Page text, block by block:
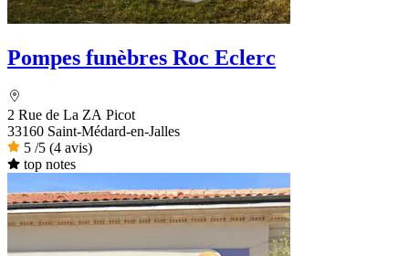
Pompes funèbres Roc Eclerc
2 Rue de La ZA Picot
33160 Saint-Médard-en-Jalles
5 /5 (4 avis)
top notes